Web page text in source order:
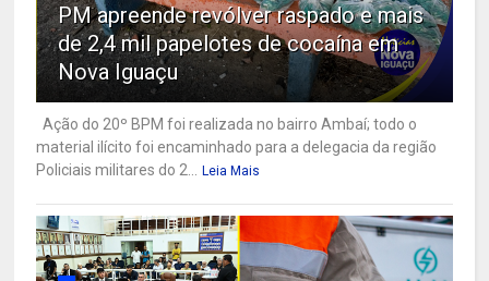
PM apreende revólver raspado e mais
de 2,4 mil papelotes de cocaína em
Nova Iguaçu
Ação do 20º BPM foi realizada no bairro Ambaí; todo o
material ilícito foi encaminhado para a delegacia da região
Policiais militares do 2...
Leia Mais